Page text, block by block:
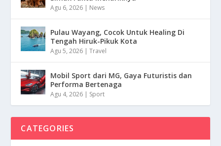
Agu 6, 2026 | News
Pulau Wayang, Cocok Untuk Healing Di
Tengah Hiruk-Pikuk Kota
Agu 5, 2026 |Travel
Mobil Sport dari MG, Gaya Futuristis dan
Performa Bertenaga
Agu 4, 2026 | Sport
CATEGORIES